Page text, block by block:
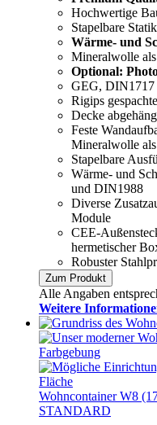
Hochwertige
Stapelbare Statik
Wärme- und
Mineralwolle
Optional:
GEG,
Rigips
Decke
Feste
Mineralwolle
Stapelbare
Wärme- und
und DIN1988
Diverse
Module
CEE-
hermetischer
Robuster
Zum Produkt
Alle Angaben
Weitere
Wohncontainer W8
STANDARD